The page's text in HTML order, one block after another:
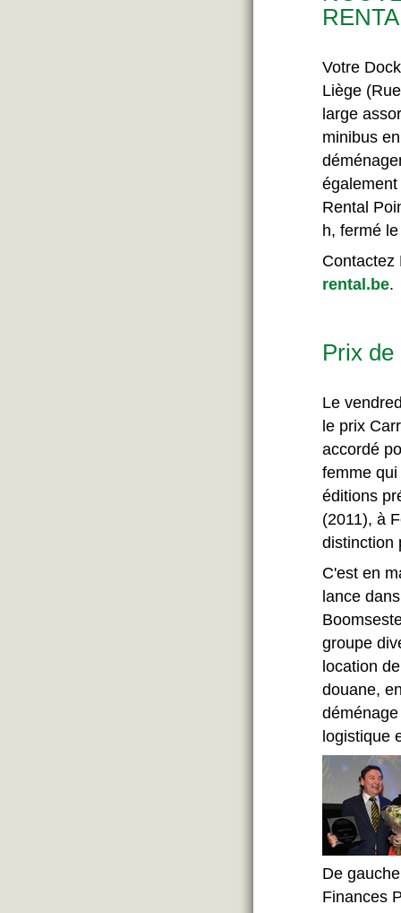
Votre
Liège
large
minibus
Rental
h, fermé
Contactez
rental.be.
Prix
Le
le prix
accordé
femme
éditions
(2011), à
distinction
C'est en
lance
groupe
location
douane,
logistique
De
Finances